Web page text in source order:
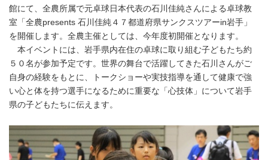
館にて、全農所属で元卓球日本代表の石川佳純さんによる卓球教
室「全農presents 石川佳純４７都道府県サンクスツアーin岩手」
を開催します。全農主催としては、今年度初開催となります。
本イベントには、岩手県内在住の卓球に取り組む子どもたち約
５０名が参加予定です。世界の舞台で活躍してきた石川さんがご
自身の経験をもとに、トークショーや実技指導を通して健康で強
い心と体を持つ選手になるために重要な「心技体」について岩手
県の子どもたちに伝えます。